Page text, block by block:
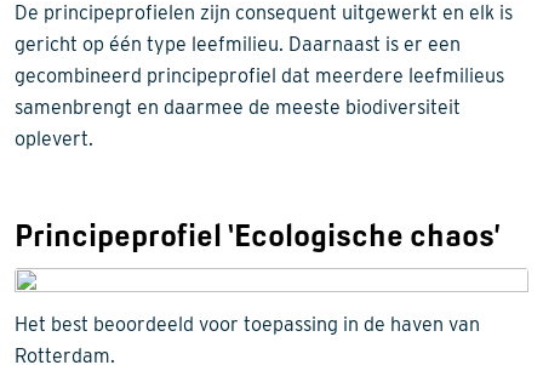
De principeprofielen zijn consequent uitgewerkt en elk is
gericht op één type leefmilieu. Daarnaast is er een
gecombineerd principeprofiel dat meerdere leefmilieus
samenbrengt en daarmee de meeste biodiversiteit
oplevert.
Principeprofiel ‘Ecologische chaos’
Het best beoordeeld voor toepassing in de haven van
Rotterdam.